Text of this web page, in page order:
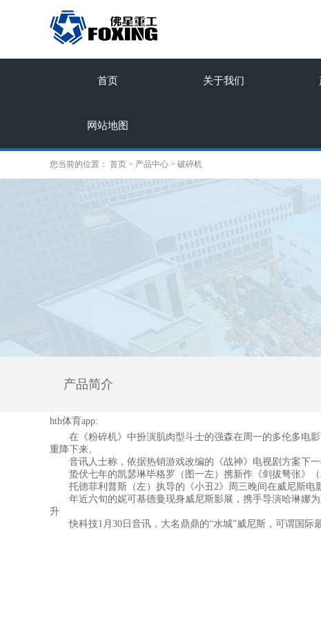
首页 关于我们
网站地图
您当前的位置： 首页 > 产品中心 > 破碎机
产品简介
hth体育app:
在《粉碎机》中扮演肌肉型斗士的强森在周一的多伦多电影
重降下来。
音讯人士称，依据热销游戏改编的《战神》电视剧方案下一
蛰伏七年的凯瑟琳毕格罗（图一左）携新作《剑拔弩张》（
托德菲利普斯（左）执导的《小丑2》周三晚间在威尼斯电
年近六旬的妮可基德曼现身威尼斯影展，携手导演哈琳娜为
升
快科技1月30日音讯，大名鼎鼎的“水城”威尼斯，可谓国际